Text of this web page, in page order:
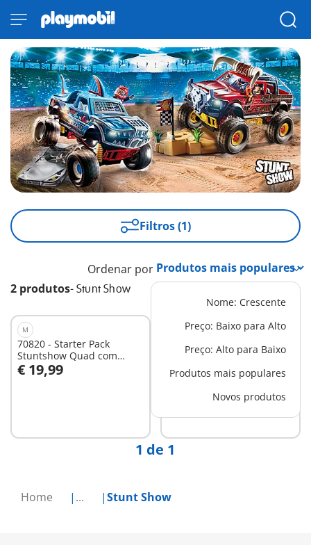
Home ... Stunt Show
Filtros (1)
2 produtos- Stunt Show
Ordenar por
Nome: Crescente
Preço: Baixo para Alto
Preço: Alto para Baixo
Produtos mais populares
Novos produtos
M
70820 - Starter Pack
Stuntshow Quad com
Rampa de Fogo
€ 19,99
71256 - Starter Pack
Stuntshow Mota com
parede de fogo
€ 14,99
disponível
1 de 1